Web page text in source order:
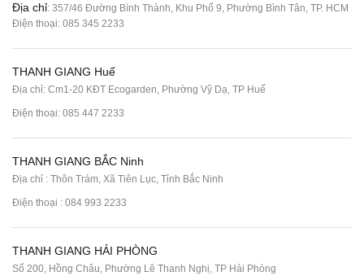
Địa chỉ: 357/46 Đường Bình Thành, Khu Phố 9, Phường Bình Tân, TP. HCM
Điện thoại: 085 345 2233
THANH GIANG Huế
Địa chỉ: Cm1-20 KĐT Ecogarden, Phường Vỹ Dạ, TP Huế
Điện thoại: 085 447 2233
THANH GIANG BẮC Ninh
Địa chỉ : Thôn Trám, Xã Tiên Lục, Tỉnh Bắc Ninh
Điện thoại : 084 993 2233
THANH GIANG HẢI PHÒNG
Số 200, Hồng Châu, Phường Lê Thanh Nghị, TP Hải Phòng